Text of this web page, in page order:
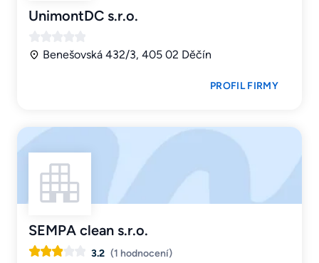
UnimontDC s.r.o.
Benešovská 432/3, 405 02 Děčín
PROFIL FIRMY
SEMPA clean s.r.o.
3.2 (1 hodnocení)